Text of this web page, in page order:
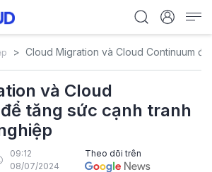
Cloud Migration và Cloud Continuum
và Cloud
tăng sức cạnh tranh
09:12
08/07/2024
Theo dõi trên